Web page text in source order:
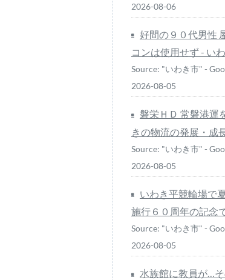
2026-08-06
好間の９０代男性
コンは使用せず - い
Source: "いわき市" -
2026-08-05
磐栄ＨＤ 常磐港運
きの物流の発展・成
Source: "いわき市" -
2026-08-05
いわき平競輪場で
施行６０周年の記念
Source: "いわき市" -
2026-08-05
水族館に教員が…